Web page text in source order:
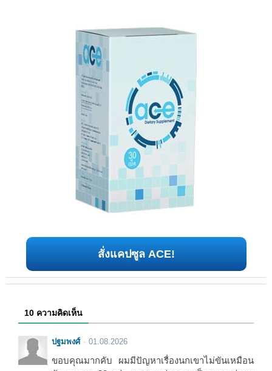
สั่งแคปซูล ACE!
10 ความคิดเห็น
ปฐมพงศ์ 01.08.2026
ขอบคุณมากคับ ผมมีปัญหาเรื่องนกเขาไม่ขันเหมือน